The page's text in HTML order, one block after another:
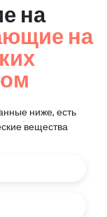
на
на
ниже, есть
вещества